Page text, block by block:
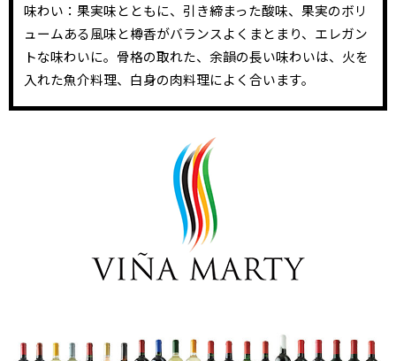
味わい：果実味とともに、引き締まった酸味、果実のボリ
ュームある風味と樽香がバランスよくまとまり、エレガン
トな味わいに。骨格の取れた、余韻の長い味わいは、火を
入れた魚介料理、白身の肉料理によく合います。